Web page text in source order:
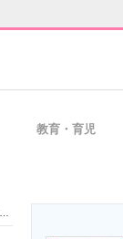
教育・育児